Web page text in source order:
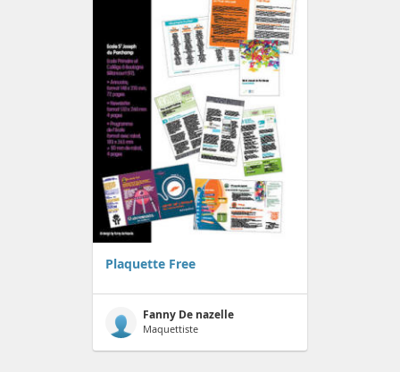
Plaquette Free
Fanny De nazelle
Maquettiste